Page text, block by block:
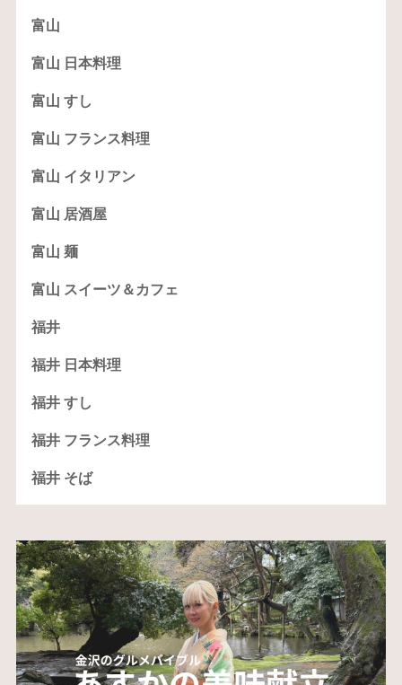
富山
富山 日本料理
富山 すし
富山 フランス料理
富山 イタリアン
富山 居酒屋
富山 麺
富山 スイーツ＆カフェ
福井
福井 日本料理
福井 すし
福井 フランス料理
福井 そば